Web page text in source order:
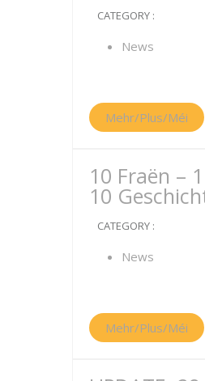
CATEGORY :
News
Mehr/Plus/Méi
10 Fraën –
10
CATEGORY :
News
Mehr/Plus/Méi